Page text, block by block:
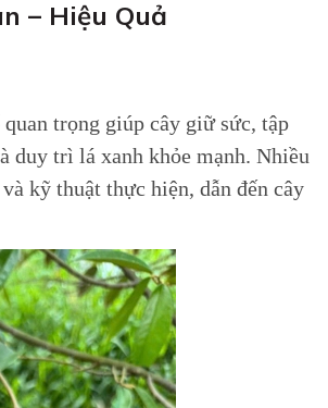
– Hiệu Quả
trọng giúp cây giữ sức, tập
duy trì lá xanh khỏe mạnh. Nhiều
và kỹ thuật thực hiện, dẫn đến cây